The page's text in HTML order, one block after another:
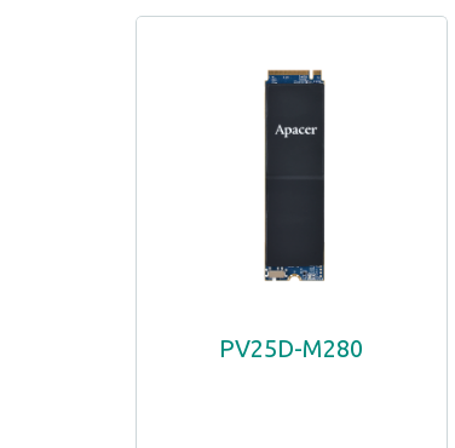
PV25D-M280